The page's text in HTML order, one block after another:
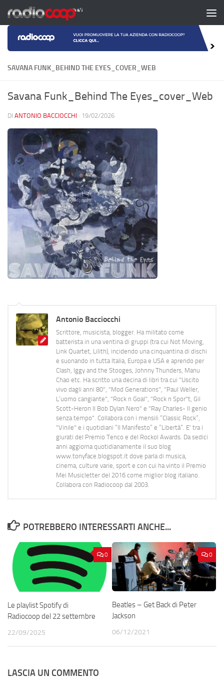
Salta al contenuto
SAVANA FUNK_BEHIND THE EYES_COVER_WEB
Savana Funk_Behind The Eyes_cover_Web
DI ANTONIO BACCIOCCHI · 19/02/2026
Antonio Bacciocchi
Scrittore, musicista, blogger. Ha militato come
batterista in una ventina di gruppi (tra cui Not Moving,
Link Quartet, Lilith), incidendo una cinquantina di dischi
e suonando in tutta Italia, Europa e USA e aprendo per
Clash, Iggy and the Stooges, Johnny Thunders, Manu
Chao etc. Ha scritto una decina di libri tra cui "Uscito
vivo dagli anni 80", "Mod Generations", "Paul Weller,
L’uomo cangiante", "Rock n Goal", "Rock n Spor"t, Gil
Scott-Heron Il Bob Dylan Nero" e "Ray Charles- Il genio
senza tempo". Collabora con i mensili “Classic Rock”,
"Vinile" e i quotidiani “Il Manifesto” e “Libertà”. E' tra i
giurati del Premio Tenco e del Rockol Awards. Da sedici
anni aggiorna quotidianamente il suo blog
www.tonyface.blogspot.it dove parla di musica,
cinema, culture varie, sport e con cui ha vinto il Premio
Mei Musicletter del 2016 come miglior blog italiano.
Collabora con Radiocoop dal 2003.
POTREBBERO INTERESSARTI ANCHE...
0
Le playlist Spotify di
Radiocoop del 22 settembre
22/09/2025
0
Beatles – Get Back di Peter
Jackson
06/12/2021
LASCIA UN COMMENTO